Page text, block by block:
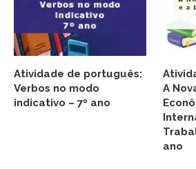
Atividade de português:
Verbos no modo
indicativo – 7º ano
A
ano